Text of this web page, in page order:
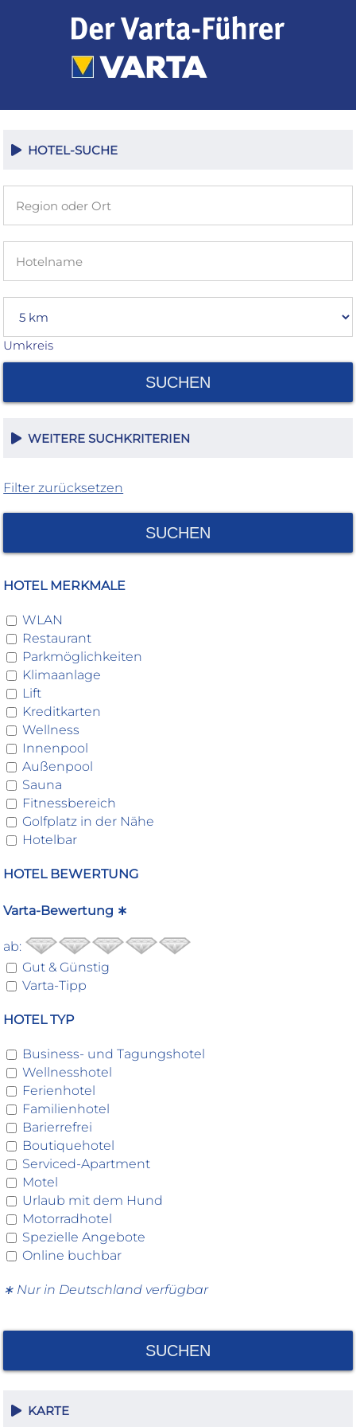
HOTEL-SUCHE
Umkreis
SUCHEN
WEITERE SUCHKRITERIEN
Filter zurücksetzen
SUCHEN
HOTEL MERKMALE
WLAN
Restaurant
Parkmöglichkeiten
Klimaanlage
Lift
Kreditkarten
Wellness
Innenpool
Außenpool
Sauna
Fitnessbereich
Golfplatz in der Nähe
Hotelbar
HOTEL BEWERTUNG
Varta-Bewertung ∗
ab:
Gut & Günstig
Varta-Tipp
HOTEL TYP
Business- und Tagungshotel
Wellnesshotel
Ferienhotel
Familienhotel
Barierrefrei
Boutiquehotel
Serviced-Apartment
Motel
Urlaub mit dem Hund
Motorradhotel
Spezielle Angebote
Online buchbar
∗ Nur in Deutschland verfügbar
SUCHEN
KARTE